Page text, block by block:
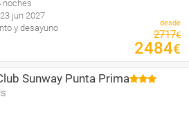
noches
jun 2027
y desayuno
desde
2717€
2484€
Sunway Punta Prima